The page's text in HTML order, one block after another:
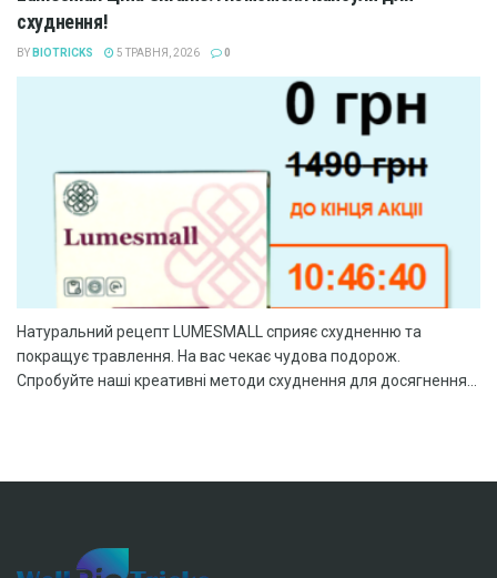
схуднення!
BY BIOTRICKS 5 ТРАВНЯ, 2026 0
Натуральний рецепт LUMESMALL сприяє схудненню та
покращує травлення. На вас чекає чудова подорож.
Спробуйте наші креативні методи схуднення для досягнення...